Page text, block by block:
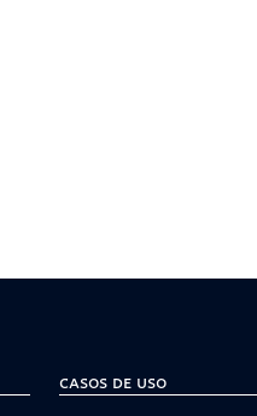
Casos de uso